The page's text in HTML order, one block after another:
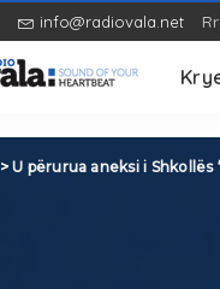
info@radiovala.net
Rozë
Rozë
>U përurua aneksi i